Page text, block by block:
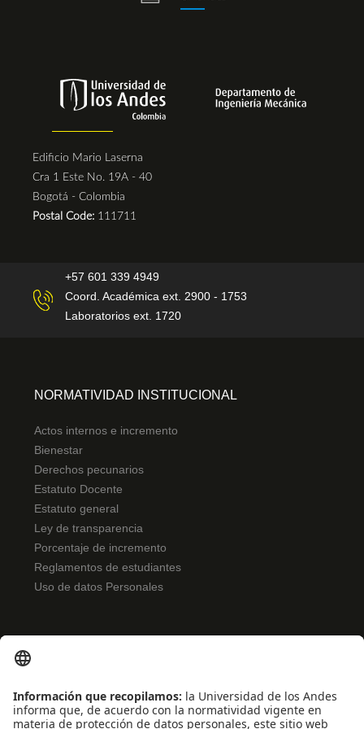
Edificio Mario Laserna
Cra 1 Este No. 19A - 40
Bogotá - Colombia
Postal Code: 111711
+57 601 339 4949
Coord. Académica ext. 2900 - 1753
Laboratorios ext. 1720
NORMATIVIDAD INSTITUCIONAL
Actos internos e incremento
Bienestar
Derechos pecunarios
Estatuto Docente
Estatuto general
Ley de transparencia
Porcentaje de incremento
Reglamentos de estudiantes
Uso de datos Personales
Noticias
Eventos